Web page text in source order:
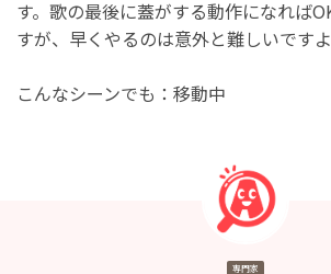
す。歌の最後に蓋がする動作になれば
すが、早くやるのは意外と難しいですよ
こんなシーンでも：移動中
専門家